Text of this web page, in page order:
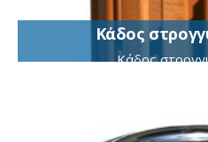
Κάδος
Κάδος